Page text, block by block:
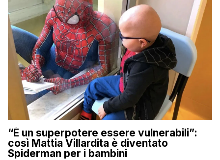
“È un superpotere essere vulnerabili”:
così Mattia Villardita è diventato
Spiderman per i bambini